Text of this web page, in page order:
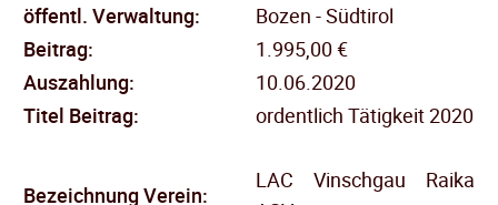
öffentl. Verwaltung:
Bozen - Südtirol
Beitrag:
1.995,00 €
Auszahlung:
10.06.2020
Titel Beitrag:
ordentlich Tätigkeit 2020
Bezeichnung Verein:
LAC Vinschgau Raika